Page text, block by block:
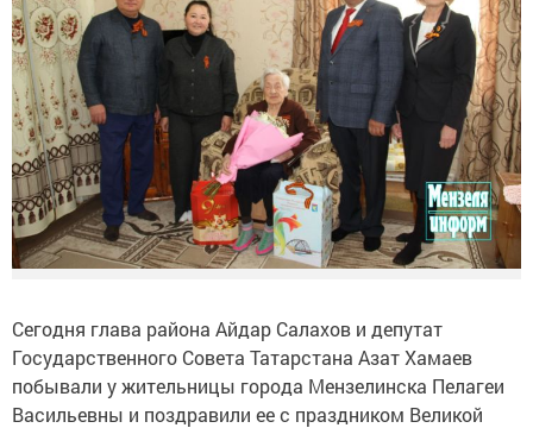
Сегодня глава района Айдар Салахов и депутат
Государственного Совета Татарстана Азат Хамаев
побывали у жительницы города Мензелинска Пелагеи
Васильевны и поздравили ее с праздником Великой